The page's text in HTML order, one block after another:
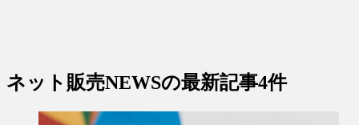
ネット販売NEWSの最新記事4件